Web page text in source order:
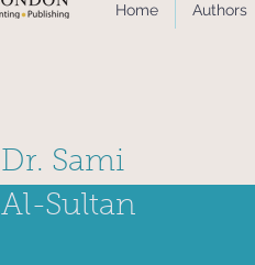
Home Authors
Dr. Sami
Al-Sultan